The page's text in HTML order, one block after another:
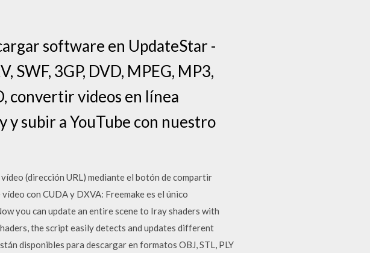
software en UpdateStar -
3GP, DVD, MPEG, MP3,
convertir videos en línea
y subir a YouTube con nuestro
(dirección URL) mediante el botón de compartir
con CUDA y DXVA: Freemake es el único
you can update an entire scene to Iray shaders with
the script easily detects and updates different
disponibles para descargar en formatos OBJ, STL, PLY